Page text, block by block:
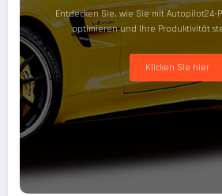
Entdecken Sie, wie Sie mit Autopilot24-
optimieren und Ihre Produktivität
Klicken Sie hier